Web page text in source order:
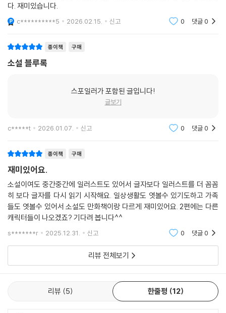
다. 재미있습니다.
c**********5 2026.02.15. 신고 0 댓글0
종이책 구매
소설 블루록
스포일러가 포함된 글입니다!
글보기
c*****t 2026.01.07. 신고 0 댓글0
종이책 구매
재미있어요.
소설이여도 중간중간에 일러스트도 있어서 글자보다 일러스트를 더 꼼꼼
히 보다 글자를 다시 읽기 시작해요. 일상생활도 엿볼수 있기도하고 가족
들도 엿볼수 있어서 소설도 만화책이랑 다르게 재미있어요. 2편에는 다른
캐릭터들이 나오겠죠? 기다려 봅니다^^
s*******r 2025.12.31. 신고 0 댓글0
리뷰 전체보기
리뷰 5 한줄평 12